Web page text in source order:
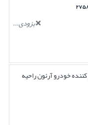
بزودی...
خودرو آرئون راحیه